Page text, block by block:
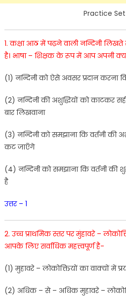
Practice
1. कक्षा आठमेंपढ़नेवालीनन्दिनीलिखते
है। भाषा – शिक्षककेरूपमें आप अपनी
(1) नन्दिनीकोऐसे अवसरप्रदानकरना
(2) नन्दिनीकी अशुद्धियोंकोकाटकर
बारलिखवाना
(3) नन्दिनीकोसमझानाकिवर्तनीकी
कटजाएँगे
(4) नन्दिनीकोसमझानाकिवर्तनीकी
है
उत्तर – 1
2.उच्चप्राथमिकस्तरपरमुंहावरे –
आपकेलिएसर्वाधिकमहत्त्वपूर्णहै-
(1)मुहावरे –लोकोक्तियोंका वाक्योंमें
(2) अधिक –से – अधिकमुहावरे –